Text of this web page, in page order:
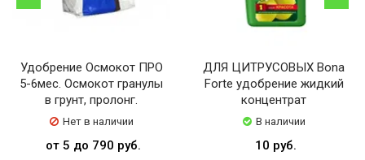
Удобрение Осмокот ПРО
5-6мес. Осмокот гранулы
в грунт, пролонг.
Нет в наличии
от 5 до 790 руб.
ДЛЯ ЦИТРУСОВЫХ Bona
Forte удобрение жидкий
концентрат
В наличии
10 руб.